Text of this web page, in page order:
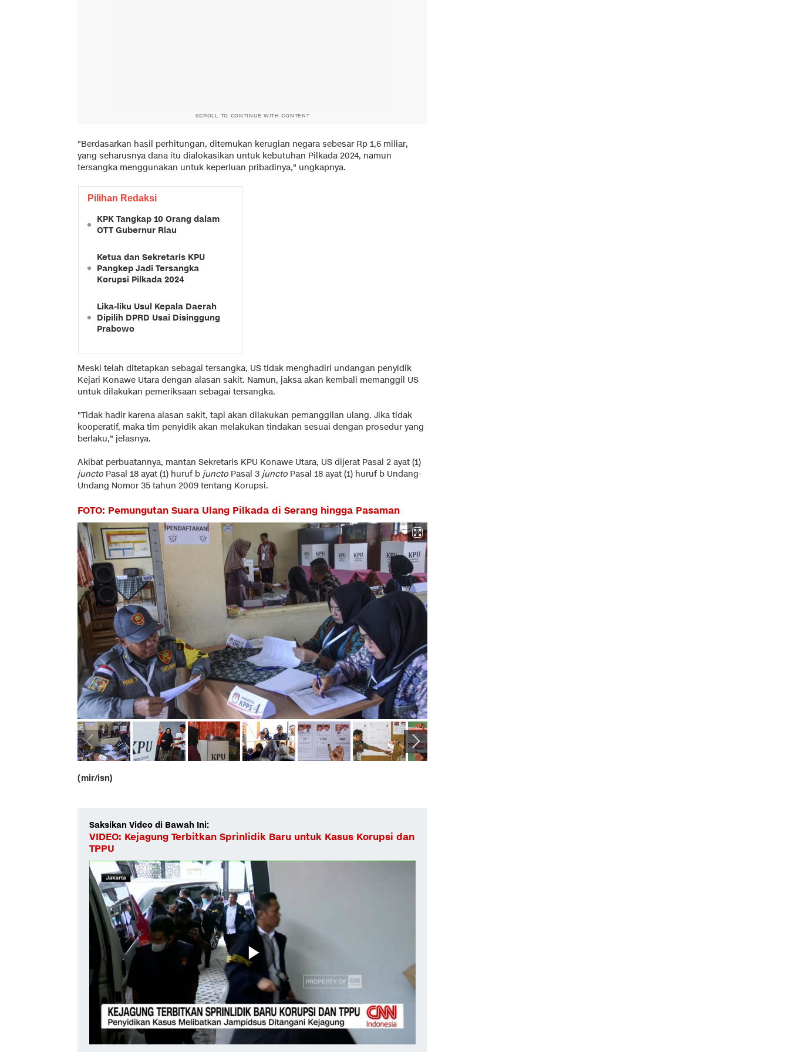
SCROLL TO CONTINUE WITH CONTENT
"Berdasarkan hasil perhitungan, ditemukan kerugian negara sebesar Rp 1,6 miliar,
yang seharusnya dana itu dialokasikan untuk kebutuhan Pilkada 2024, namun
tersangka menggunakan untuk keperluan pribadinya," ungkapnya.
Pilihan Redaksi
KPK Tangkap 10 Orang dalam
OTT Gubernur Riau
Ketua dan Sekretaris KPU
Pangkep Jadi Tersangka
Korupsi Pilkada 2024
Lika-liku Usul Kepala Daerah
Dipilih DPRD Usai Disinggung
Prabowo
Meski telah ditetapkan sebagai tersangka, US tidak menghadiri undangan penyidik
Kejari Konawe Utara dengan alasan sakit. Namun, jaksa akan kembali memanggil US
untuk dilakukan pemeriksaan sebagai tersangka.
"Tidak hadir karena alasan sakit, tapi akan dilakukan pemanggilan ulang. Jika tidak
kooperatif, maka tim penyidik akan melakukan tindakan sesuai dengan prosedur yang
berlaku," jelasnya.
Akibat perbuatannya, mantan Sekretaris KPU Konawe Utara, US dijerat Pasal 2 ayat (1)
juncto Pasal 18 ayat (1) huruf b juncto Pasal 3 juncto Pasal 18 ayat (1) huruf b Undang-
Undang Nomor 35 tahun 2009 tentang Korupsi.
FOTO: Pemungutan Suara Ulang Pilkada di Serang hingga Pasaman
(mir/isn)
Saksikan Video di Bawah Ini:
VIDEO: Kejagung Terbitkan Sprinlidik Baru untuk Kasus Korupsi dan
TPPU